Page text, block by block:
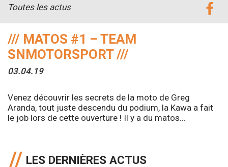
/// MATOS #1 – TEAM
SNMOTORSPORT ///
03.04.19
Toutes les actus
Venez découvrir les secrets de la moto de Greg
Aranda, tout juste descendu du podium, la Kawa a fait
le job lors de cette ouverture ! Il y a du matos…
LES DERNIÈRES ACTUS